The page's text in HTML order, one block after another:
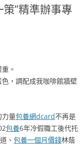
”精準辦事專
。
，調配成我咖啡館牆壁
力量包養網dcard不再是
包養6年冷假職工後代托
、 包養一個月價錢林蔭